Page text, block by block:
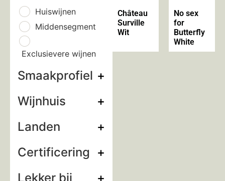
Huiswijnen
Middensegment
Exclusievere wijnen
Smaakprofiel +
Wijnhuis
+
Landen
+
Certificering
+
Lekker bij
+
Château
Surville
Wit
No sex
for
Butterfly
White